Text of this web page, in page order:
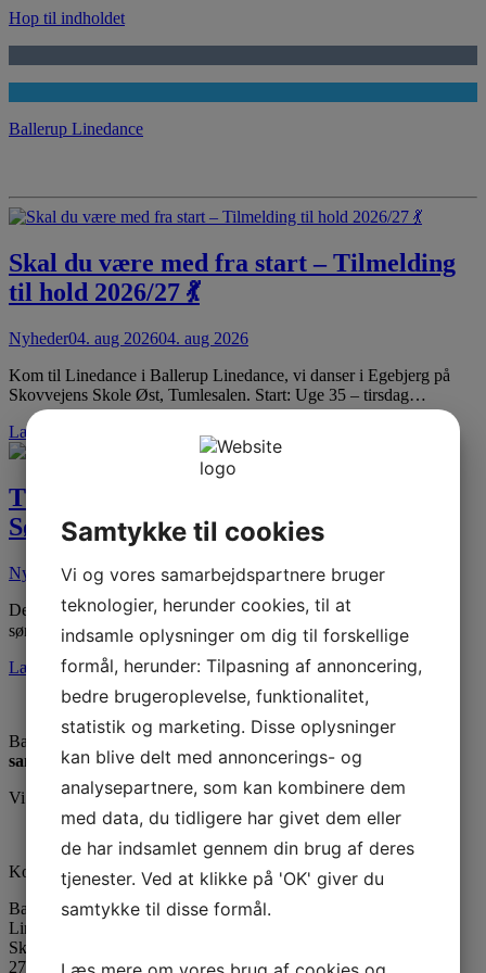
Hop til indholdet
Ballerup Linedance
Skal du være med fra start – Tilmelding
til hold 2026/27 💃
Nyheder04. aug 202604. aug 2026
Kom til Linedance i Ballerup Linedance, vi danser i Egebjerg på
Skovvejens Skole Øst, Tumlesalen. Start: Uge 35 – tirsdag…
Læs mere
Tilmelding – Juleweekend i
Sønderjylland 🎅🤶
Nyheder09. mar 2026 04. aug 2026
Der er åbent for tilmelding til årets Juleweekend fredag d. 11. –
søndag d. 13. december 2026 😊 I år…
Læs mere
Ballerup Linedance er klubben uden stræben men med:
samvær - glæde - motion
Vi er medlem af DGI
Kontaktinformation
Ballerup Linedance
LinedanceCentret
Skovvejens Skole Øst
2750 Ballerup
Samtykke til cookies
Vi og vores samarbejdspartnere bruger
teknologier, herunder cookies, til at
indsamle oplysninger om dig til forskellige
formål, herunder: Tilpasning af annoncering,
bedre brugeroplevelse, funktionalitet,
statistik og marketing. Disse oplysninger
kan blive delt med annoncerings- og
analysepartnere, som kan kombinere dem
med data, du tidligere har givet dem eller
de har indsamlet gennem din brug af deres
tjenester. Ved at klikke på 'OK' giver du
samtykke til disse formål.